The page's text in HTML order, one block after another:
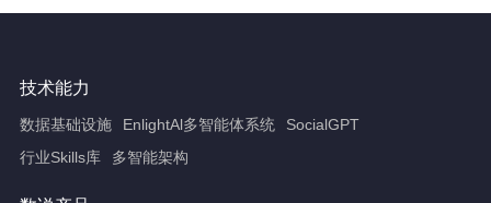
技术能力
数据基础设施 EnlightAl多智能体系统
SocialGPT
行业Skills库
多智能架构